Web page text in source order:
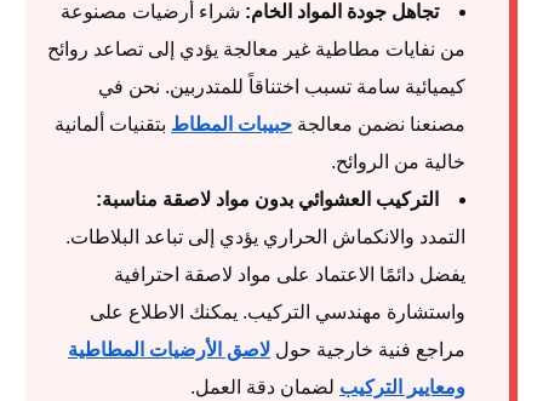
تجاهل جودة المواد الخام: شراء أرضيات مصنوعة
من نفايات مطاطية غير معالجة يؤدي إلى تصاعد روائح
كيميائية سامة تسبب اختناقاً للمتدربين. نحن في
مصنعنا نضمن معالجة حبيبات المطاط بتقنيات ألمانية
خالية من الروائح.
التركيب العشوائي بدون مواد لاصقة مناسبة:
التمدد والانكماش الحراري يؤدي إلى تباعد البلاطات.
يفضل دائمًا الاعتماد على مواد لاصقة احترافية
واستشارة مهندسي التركيب. يمكنك الاطلاع على
مراجع فنية خارجية حول لاصق الأرضيات المطاطية
ومعايير التركيب لضمان دقة العمل.